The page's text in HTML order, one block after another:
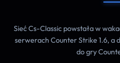
Sieć Cs-Classic powstała w
serwerach Counter Strike 1.6, a
do gry